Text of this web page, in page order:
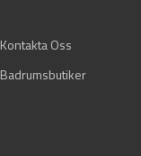
Kontakta Oss
Badrumsbutiker